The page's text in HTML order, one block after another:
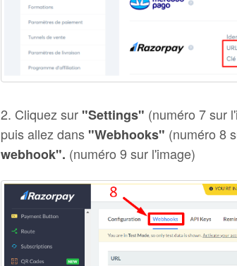
2. Cliquez sur "Settings" (numéro 7 sur
puis allez dans "Webhooks" (numéro 8
webhook". (numéro 9 sur l'image)